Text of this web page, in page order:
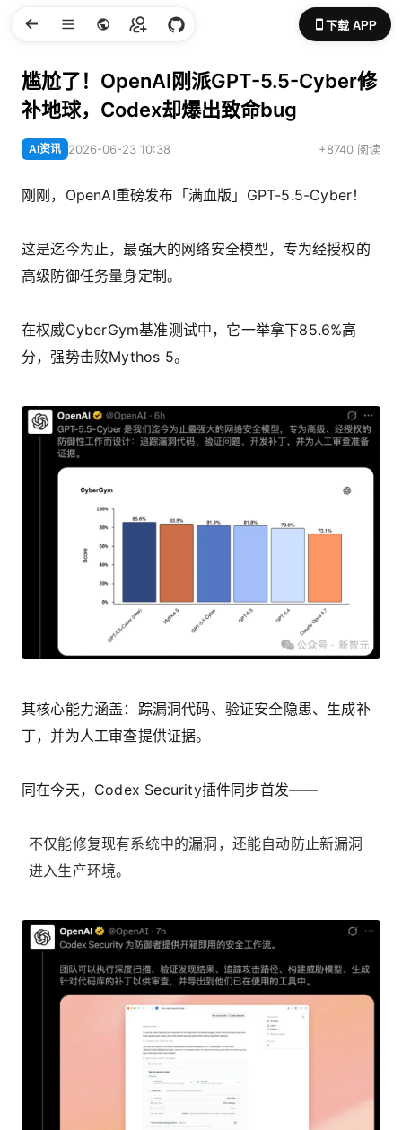
下载 APP
尴尬了！OpenAI刚派GPT-5.5-Cyber修
补地球，Codex却爆出致命bug
AI资讯 2026-06-23 10:38 +8740 阅读
刚刚，OpenAI重磅发布「满血版」GPT-5.5-Cyber！
这是迄今为止，最强大的网络安全模型，专为经授权的
高级防御任务量身定制。
在权威CyberGym基准测试中，它一举拿下85.6%高
分，强势击败Mythos 5。
其核心能力涵盖：踪漏洞代码、验证安全隐患、生成补
丁，并为人工审查提供证据。
同在今天，Codex Security插件同步首发——
不仅能修复现有系统中的漏洞，还能自动防止新漏洞
进入生产环境。